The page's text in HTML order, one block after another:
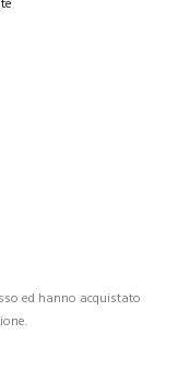
ed hanno acquistato